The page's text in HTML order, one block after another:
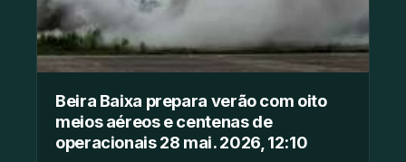
Beira Baixa prepara verão com oito
meios aéreos e centenas de
operacionais 28 mai. 2026, 12:10